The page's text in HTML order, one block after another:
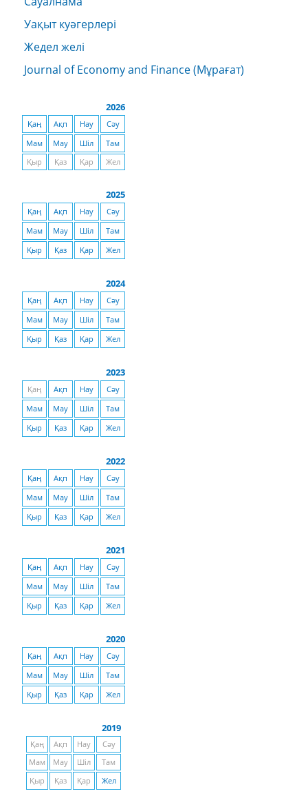
Уақыт куәгерлері
Жедел желі
Journal of Economy and Finance (Мұрағат)
2026
Қаң Ақп Нау
Сәу
Мам
Мау Шіл
Там
Қыр
Қаз Қар Жел
2025
Қаң Ақп Нау
Сәу
Мам
Мау Шіл
Там
Қыр
Қаз Қар Жел
2024
Қаң Ақп Нау
Сәу
Мам
Мау Шіл
Там
Қыр
Қаз Қар Жел
2023
Қаң Ақп Нау
Сәу
Мам
Мау Шіл
Там
Қыр
Қаз Қар Жел
2022
Қаң Ақп Нау
Сәу
Мам
Мау Шіл
Там
Қыр
Қаз Қар Жел
2021
Қаң Ақп Нау
Сәу
Мам
Мау Шіл
Там
Қыр
Қаз Қар Жел
2020
Қаң Ақп Нау
Сәу
Мам
Мау Шіл
Там
Қыр
Қаз Қар Жел
2019
Қаң Ақп Нау
Сәу
Мам
Мау Шіл
Там
Қыр
Қаз Қар Жел